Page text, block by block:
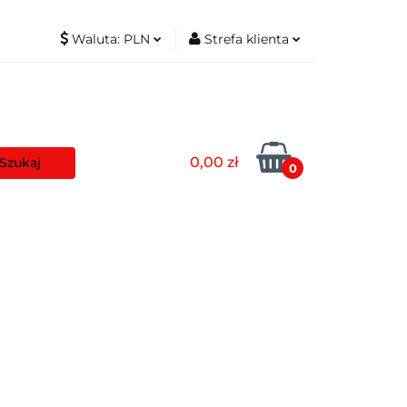
Waluta: PLN Strefa klienta
Dodaj zgłoszenie
Zgody cookies
0,00 zł 0